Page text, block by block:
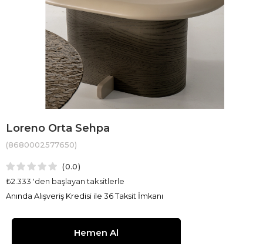
Loreno Orta Sehpa
(8680002577650)
0.0
₺2.333 'den başlayan taksitlerle
Anında Alışveriş Kredisi ile 36 Taksit İmkanı